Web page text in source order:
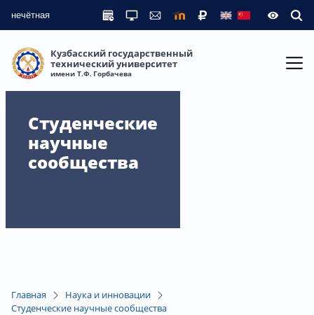
нечётная
Кузбасский государственный
технический университет
имени Т.Ф. Горбачева
Студенческие
научные
сообщества
Главная
Наука и инновации
Студенческие научные сообщества